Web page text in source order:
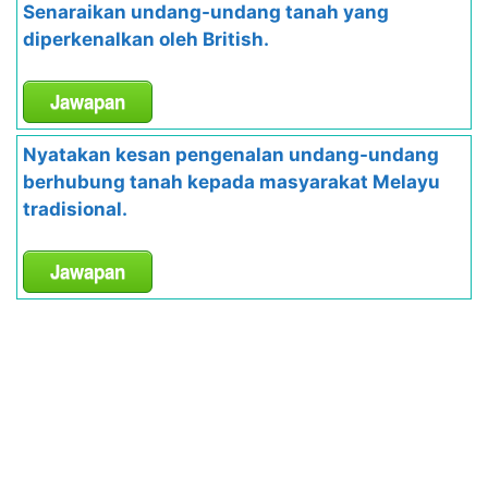
Senaraikan undang-undang tanah yang
diperkenalkan oleh British.
Jawapan
Nyatakan kesan pengenalan undang-undang
berhubung tanah kepada masyarakat Melayu
tradisional.
Jawapan